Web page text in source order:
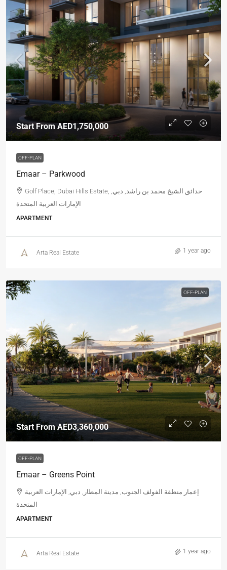
Start FromAED1,750,000
OFF-PLAN
Emaar – Parkwood
Golf Place, Dubai Hills Estate, حدائق الشيخ محمد بن راشد, دبي,
الإمارات العربية المتحدة
APARTMENT
Arta Real Estate 1 year ago
OFF-PLAN
Start FromAED3,360,000
OFF-PLAN
Emaar – Greens Point
إعمار منطقة الفولف الجنوب, مدينة المطار, دبي, الإمارات العربية
المتحدة
APARTMENT
Arta Real Estate 1 year ago